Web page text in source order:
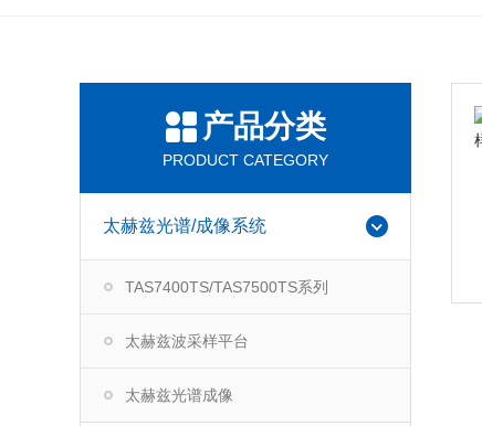
产品分类
PRODUCT CATEGORY
太赫兹光谱/成像系统
TAS7400TS/TAS7500TS系列
太赫兹波采样平台
太赫兹光谱成像